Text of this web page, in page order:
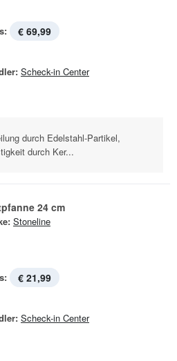
€ 69,99
Scheck-in Center
durch Edelstahl-Partikel,
durch Ker...
24 cm
Stoneline
€ 21,99
Scheck-in Center